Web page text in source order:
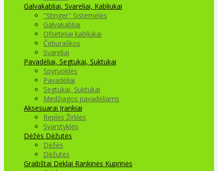
Galvakabliai, Svareliai, Kabliukai
"Stinger" Sistemėlės
Galvakabliai
Ofsetiniai kabliukai
Čeburaškos
Svareliai
Pavadėliai, Segtukai, Suktukai
Spyruoklės
Pavadėliai
Segtukai, Suktukai
Medžiagos pavadėliams
Aksesuarai Įrankiai
Replės Žirklės
Svarstyklės
Dėžės Dėžutės
Dėžės
Dėžutės
Graibštai Dėklai Rankinės Kuprinės